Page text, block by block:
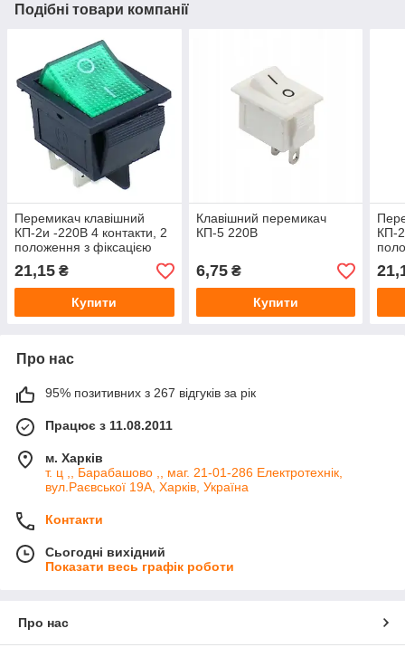
Подібні товари компанії
Перемикач клавішний
КП-2и -220В 4 контакти, 2
положення з фіксацією
підсвічуванням, зелений
21,15 ₴
Купити
Клавішний перемикач
КП-5 220В
6,75₴
Купити
КП-
Про нас
95% позитивних з 267 відгуків за рік
Працює з 11.08.2011
м. Харків
т. ц ,, Барабашово ,, маг. 21-01-286 Електротехнік,
вул.Раєвської 19А, Харків, Україна
Контакти
Сьогодні вихідний
Показати весь графік роботи
Про нас